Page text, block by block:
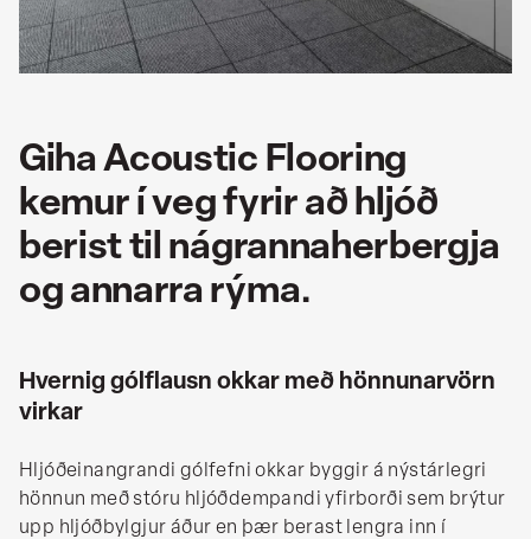
Giha Acoustic Flooring
kemur í veg fyrir að hljóð
berist til nágrannaherbergja
og annarra rýma.
Hvernig gólflausn okkar með hönnunarvörn
virkar
Hljóðeinangrandi gólfefni okkar byggir á nýstárlegri
hönnun með stóru hljóðdempandi yfirborði sem brýtur
upp hljóðbylgjur áður en þær berast lengra inn í